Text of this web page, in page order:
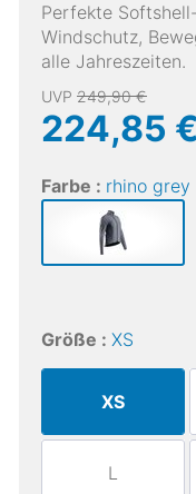
Perfekte
Windschutz,
alle Jahreszeiten.
UVP 249,90 €
224,85 €
Farbe : rhino grey
Größe : XS
XS
L